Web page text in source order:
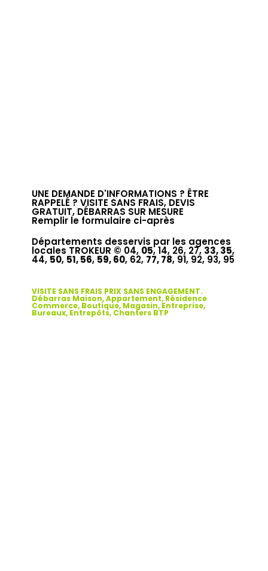
UNE DEMANDE D'INFORMATIONS ? ÊTRE
RAPPELÉ ? VISITE SANS FRAIS, DEVIS
GRATUIT, DÉBARRAS SUR MESURE
Remplir le formulaire ci-après
Départements desservis par les agences
locales TROKEUR © 04, 05, 14, 26, 27, 33, 35,
44, 50, 51, 56, 59, 60, 62, 77, 78, 91, 92, 93, 95
VISITE SANS FRAIS PRIX SANS ENGAGEMENT.
Débarras Maison, Appartement, Résidence
Commerce, Boutique, Magasin, Entreprise,
Bureaux, Entrepôts, Chanters BTP